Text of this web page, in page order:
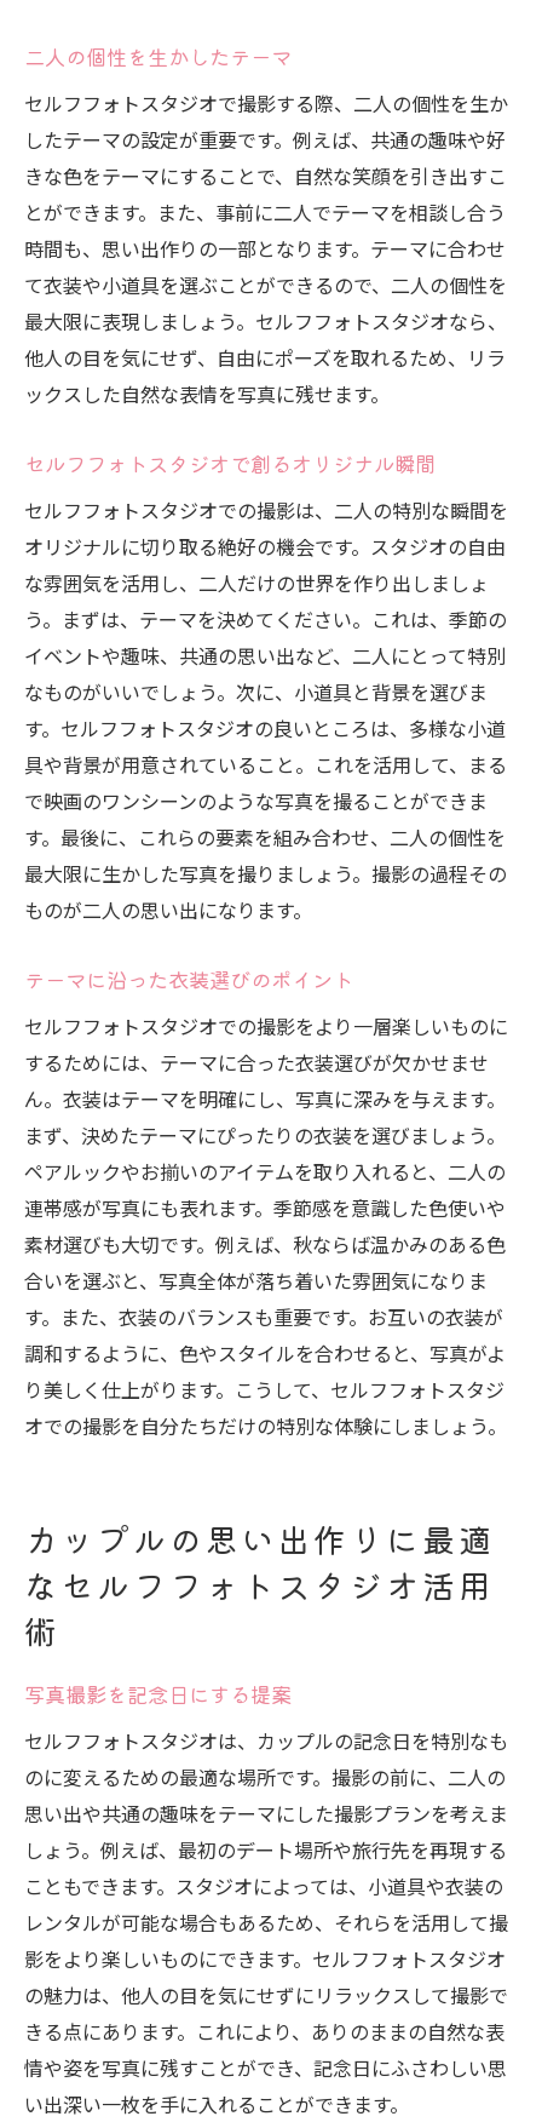
二人の個性を生かしたテーマ
セルフフォトスタジオで撮影する際、二人の個性を生か
したテーマの設定が重要です。例えば、共通の趣味や好
きな色をテーマにすることで、自然な笑顔を引き出すこ
とができます。また、事前に二人でテーマを相談し合う
時間も、思い出作りの一部となります。テーマに合わせ
て衣装や小道具を選ぶことができるので、二人の個性を
最大限に表現しましょう。セルフフォトスタジオなら、
他人の目を気にせず、自由にポーズを取れるため、リラ
ックスした自然な表情を写真に残せます。
セルフフォトスタジオで創るオリジナル瞬間
セルフフォトスタジオでの撮影は、二人の特別な瞬間を
オリジナルに切り取る絶好の機会です。スタジオの自由
な雰囲気を活用し、二人だけの世界を作り出しましょ
う。まずは、テーマを決めてください。これは、季節の
イベントや趣味、共通の思い出など、二人にとって特別
なものがいいでしょう。次に、小道具と背景を選びま
す。セルフフォトスタジオの良いところは、多様な小道
具や背景が用意されていること。これを活用して、まる
で映画のワンシーンのような写真を撮ることができま
す。最後に、これらの要素を組み合わせ、二人の個性を
最大限に生かした写真を撮りましょう。撮影の過程その
ものが二人の思い出になります。
テーマに沿った衣装選びのポイント
セルフフォトスタジオでの撮影をより一層楽しいものに
するためには、テーマに合った衣装選びが欠かせませ
ん。衣装はテーマを明確にし、写真に深みを与えます。
まず、決めたテーマにぴったりの衣装を選びましょう。
ペアルックやお揃いのアイテムを取り入れると、二人の
連帯感が写真にも表れます。季節感を意識した色使いや
素材選びも大切です。例えば、秋ならば温かみのある色
合いを選ぶと、写真全体が落ち着いた雰囲気になりま
す。また、衣装のバランスも重要です。お互いの衣装が
調和するように、色やスタイルを合わせると、写真がよ
り美しく仕上がります。こうして、セルフフォトスタジ
オでの撮影を自分たちだけの特別な体験にしましょう。
カップルの思い出作りに最適
なセルフフォトスタジオ活用
術
写真撮影を記念日にする提案
セルフフォトスタジオは、カップルの記念日を特別なも
のに変えるための最適な場所です。撮影の前に、二人の
思い出や共通の趣味をテーマにした撮影プランを考えま
しょう。例えば、最初のデート場所や旅行先を再現する
こともできます。スタジオによっては、小道具や衣装の
レンタルが可能な場合もあるため、それらを活用して撮
影をより楽しいものにできます。セルフフォトスタジオ
の魅力は、他人の目を気にせずにリラックスして撮影で
きる点にあります。これにより、ありのままの自然な表
情や姿を写真に残すことができ、記念日にふさわしい思
い出深い一枚を手に入れることができます。